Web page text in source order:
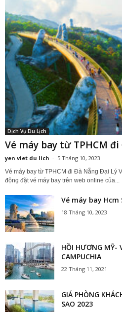
Dịch Vụ Du Lịch
Vé máy bay từ TPHCM
yen viet du lich - 5 Tháng 10, 2023
Vé máy bay từ TPHCM đi Đà Nẵng Đại Lý
động đặt vé máy bay trên web online của...
Vé máy bay Hcm
18 Tháng 10, 2023
HỒI HƯƠNG MỸ-
CAMPUCHIA
22 Tháng 11, 2021
GIÁ PHÒNG
SAO 2023